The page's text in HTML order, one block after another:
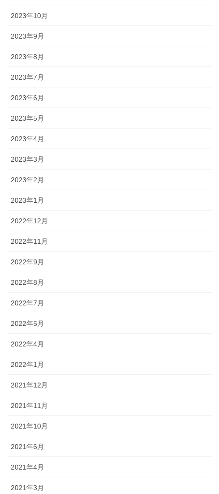
2023年10月
2023年9月
2023年8月
2023年7月
2023年6月
2023年5月
2023年4月
2023年3月
2023年2月
2023年1月
2022年12月
2022年11月
2022年9月
2022年8月
2022年7月
2022年5月
2022年4月
2022年1月
2021年12月
2021年11月
2021年10月
2021年6月
2021年4月
2021年3月